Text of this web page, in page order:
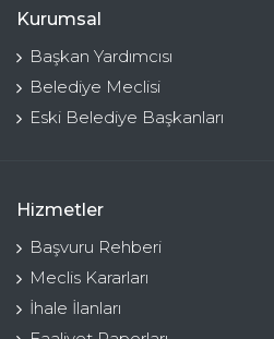
Kurumsal
Başkan Yardımcısı
Belediye Meclisi
Eski Belediye Başkanları
Hizmetler
Başvuru Rehberi
Meclis Kararları
İhale İlanları